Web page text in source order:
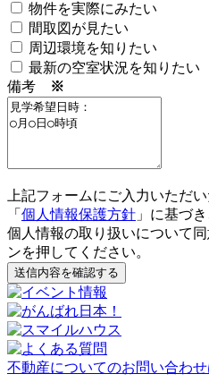
物件を実際にみたい
間取図が見たい
周辺環境を知りたい
最新の空室状況を知りたい
備考
※
上記フォームにご入力いただ
「 個人情報保護方針 」に基づ
個人情報の取り扱いについて
ンを押してください。
送信内容を確認する
不動産についてのお問い合わ